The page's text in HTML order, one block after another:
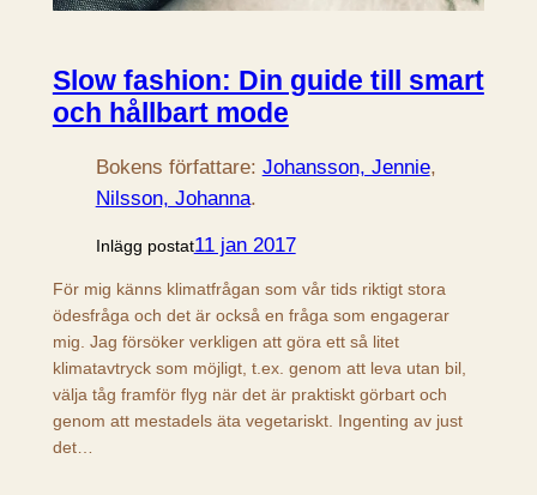
Slow fashion: Din guide till smart
och hållbart mode
Bokens författare: Johansson, Jennie
Nilsson, Johanna.
Inlägg postat11 jan 2017
För mig känns klimatfrågan som vår tids riktigt stora
ödesfråga och det är också en fråga som engagerar
mig. Jag försöker verkligen att göra ett så litet
klimatavtryck som möjligt, t.ex. genom att leva utan bil,
välja tåg framför flyg när det är praktiskt görbart och
genom att mestadels äta vegetariskt. Ingenting av just
det…